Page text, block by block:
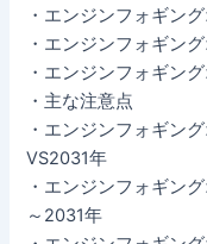
・エンジンフォギン
・エンジンフォギン
・エンジンフォギン
・主な注意点
・エンジンフォギン
VS2031年
・エンジンフォギン
～2031年